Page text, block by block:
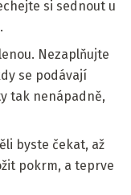
si sednout u
Nezaplňujte
se podávají
tak nenápadně,
byste čekat, až
pokrm, a teprve